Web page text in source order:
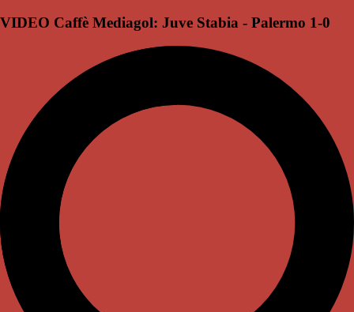
VIDEO Caffè Mediagol: Juve Stabia - Palermo 1-0